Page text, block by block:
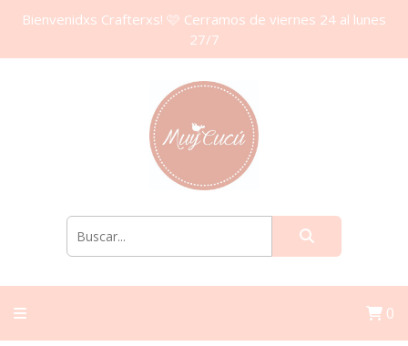
Bienvenidxs Crafterxs! 🩷 Cerramos de viernes 24 al lunes
27/7
0